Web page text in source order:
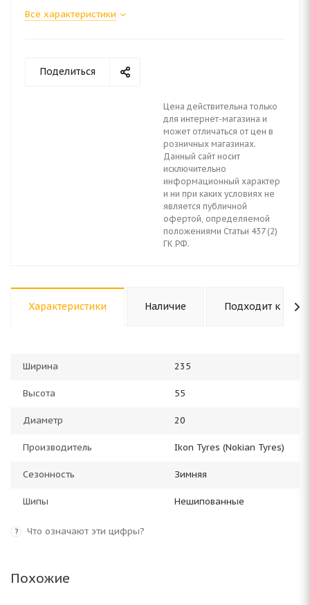
Все характеристики
Поделиться
Цена действительна только
для интернет-магазина и
может отличаться от цен в
розничных магазинах.
Данный сайт носит
исключительно
информационный характер
и ни при каких условиях не
является публичной
офертой, определяемой
положениями Статьи 437 (2)
ГК РФ.
Характеристики Наличие Подходит к авто
Ширина 235
Высота 55
Диаметр 20
Производитель Ikon Tyres (Nokian Tyres)
Сезонность Зимняя
Шипы Нешипованные
? Что означают эти цифры?
Похожие